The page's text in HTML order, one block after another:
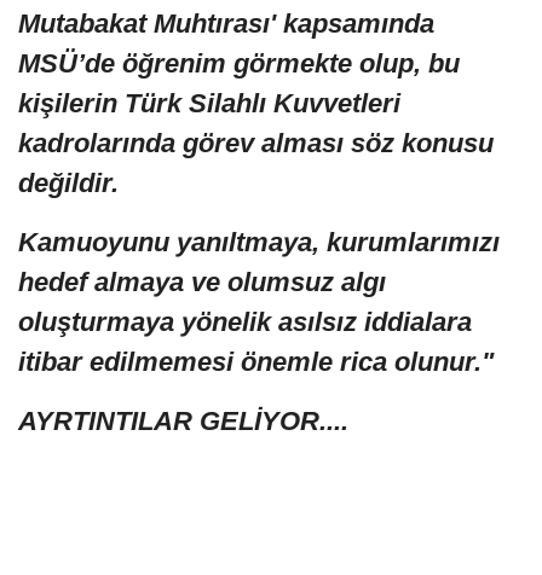
Mutabakat Muhtırası' kapsamında
MSÜ’de öğrenim görmekte olup, bu
kişilerin Türk Silahlı Kuvvetleri
kadrolarında görev alması söz konusu
değildir.
Kamuoyunu yanıltmaya, kurumlarımızı
hedef almaya ve olumsuz algı
oluşturmaya yönelik asılsız iddialara
itibar edilmemesi önemle rica olunur."
AYRTINTILAR GELİYOR....